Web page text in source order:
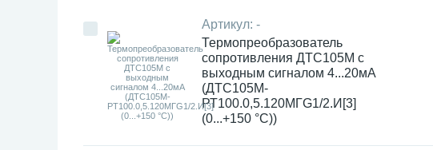
Артикул: -
Термопреобразователь
сопротивления ДТC105М с
выходным сигналом 4...20мА
(ДТС105М-
РТ100.0,5.120МГG1/2.И[3]
(0...+150 °С))